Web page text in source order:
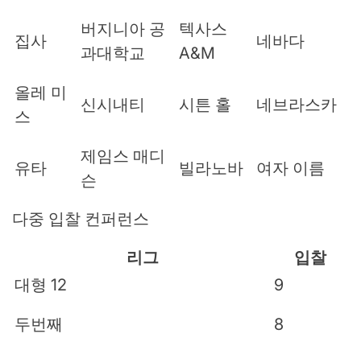
집사
버지니아 공
과대학교
텍사스
A&M
네바다
올레 미
스
신시내티 시튼 홀 네브라스카
유타
제임스 매디
슨
빌라노바 여자 이름
다중 입찰 컨퍼런스
리그
입찰
대형 12
9
두번째 8